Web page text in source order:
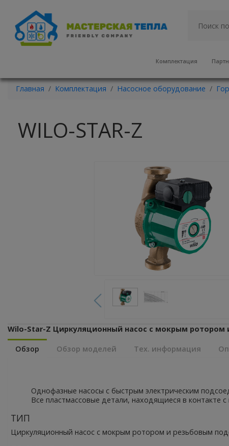
Комплектация
Главная Комплектация Насосное оборудование
WILO-STAR-Z
Wilo-Star-Z Циркуляционный насос с мокрым
Обзор Обзор моделей Тех. информация
Однофазные насосы с быстрым электрическим
Все пластмассовые детали, находящиеся в контакте
ТИП
Циркуляционный насос с мокрым ротором и резьбовым